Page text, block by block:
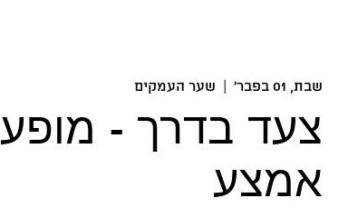
שבת, 01 בפבר׳ שער העמקים
צעד בדרך - מופע
אמצע